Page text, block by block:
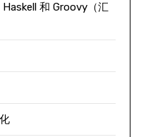
和 Groovy（汇